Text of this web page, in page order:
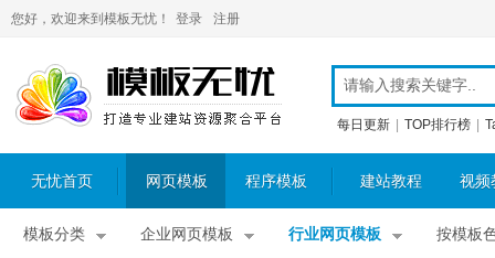
您好，欢迎来到模板无忧！ 登录 注册
每日更新 TOP排行榜
无忧首页 网页模板 程序模板 建站教程 视频
模板分类 企业网页模板 行业网页模板 按模板